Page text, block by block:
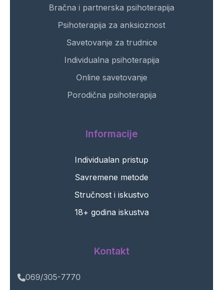
Bračna i partnerska psihoterapija
Psihoterapija za anksioznost
Savetovanje za trudnice
Individualna psihoterapija
Online savetovanje
Porodična psihoterapija
Informacije
Individualan pristup
Savremene metode
Stručnost i iskustvo
18+ godina iskustva
Kontakt
069/305-7770